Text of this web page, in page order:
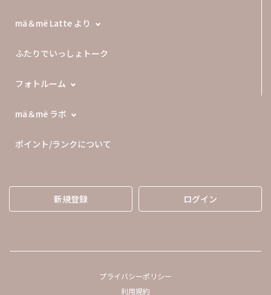
mä＆më Latte より
ふたりでいっしょトーク
フォトルーム
mä＆më ラボ
ポイント/ランクについて
新規登録 ログイン
プライバシーポリシー
利用規約